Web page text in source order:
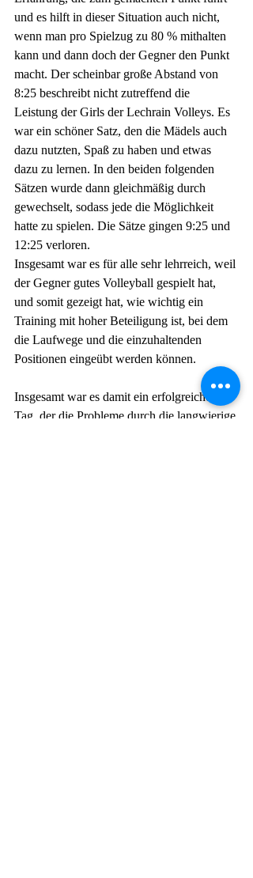
und es hilft in dieser Situation auch nicht,
wenn man pro Spielzug zu 80 % mithalten
kann und dann doch der Gegner den Punkt
macht. Der scheinbar große Abstand von
8:25 beschreibt nicht zutreffend die
Leistung der Girls der Lechrain Volleys. Es
war ein schöner Satz, den die Mädels auch
dazu nutzten, Spaß zu haben und etwas
dazu zu lernen. In den beiden folgenden
Sätzen wurde dann gleichmäßig durch
gewechselt, sodass jede die Möglichkeit
hatte zu spielen. Die Sätze gingen 9:25 und
12:25 verloren.
Insgesamt war es für alle sehr lehrreich, weil
der Gegner gutes Volleyball gespielt hat,
und somit gezeigt hat, wie wichtig ein
Training mit hoher Beteiligung ist, bei dem
die Laufwege und die einzuhaltenden
Positionen eingeübt werden können.
Insgesamt war es damit ein erfolgreicher
Tag, der die Probleme durch die langwierige